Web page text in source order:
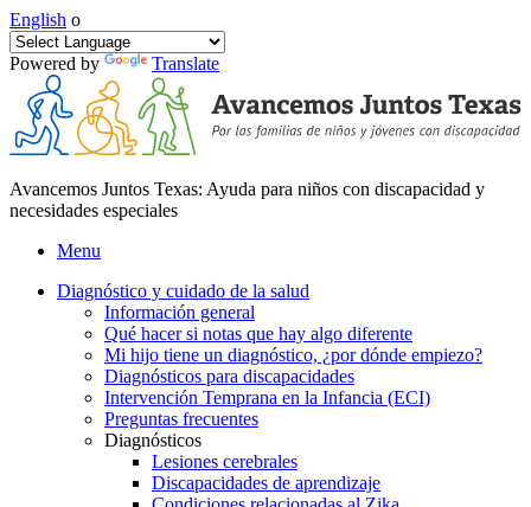
English o
Powered by Translate
Avancemos Juntos Texas: Ayuda para niños con discapacidad y
necesidades especiales
Menu
Diagnóstico y cuidado de la salud
Información general
Qué hacer si notas que hay algo diferente
Mi hijo tiene un diagnóstico, ¿por dónde empiezo?
Diagnósticos para discapacidades
Intervención Temprana en la Infancia (ECI)
Preguntas frecuentes
Diagnósticos
Lesiones cerebrales
Discapacidades de aprendizaje